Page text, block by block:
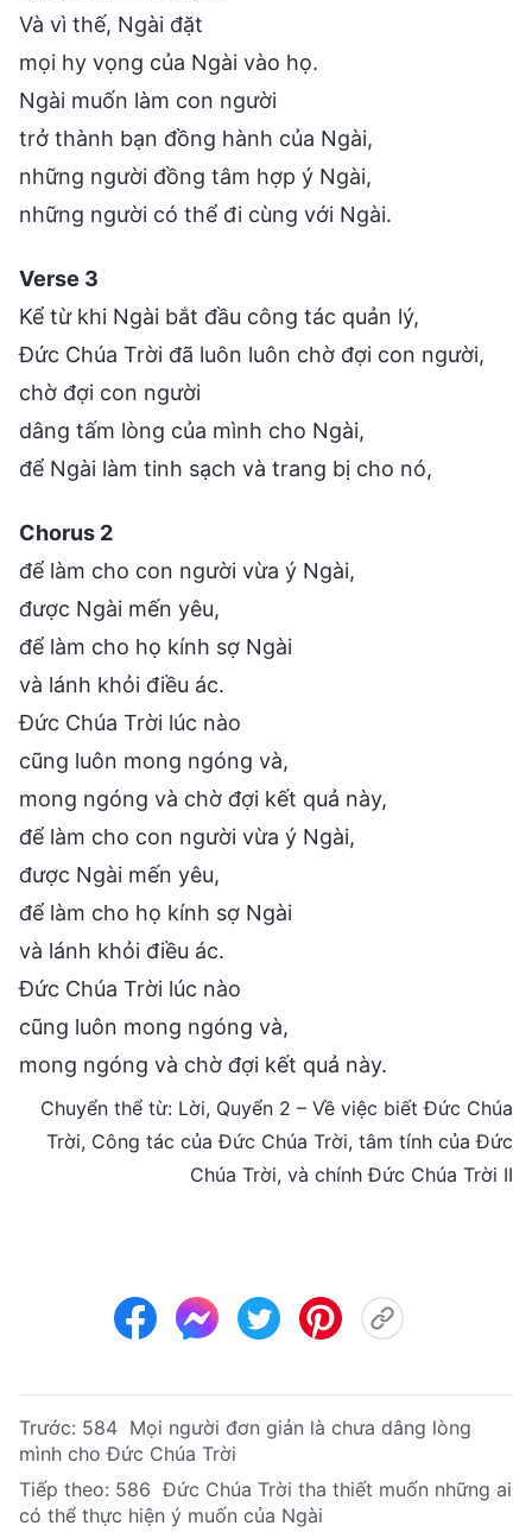
Và vì thế, Ngài đặt
mọi hy vọng của Ngài vào họ.
Ngài muốn làm con người
trở thành bạn đồng hành của Ngài,
những người đồng tâm hợp ý Ngài,
những người có thể đi cùng với Ngài.
Verse 3
Kể từ khi Ngài bắt đầu công tác quản lý,
Đức Chúa Trời đã luôn luôn chờ đợi con người,
chờ đợi con người
dâng tấm lòng của mình cho Ngài,
để Ngài làm tinh sạch và trang bị cho nó,
Chorus 2
để làm cho con người vừa ý Ngài,
được Ngài mến yêu,
để làm cho họ kính sợ Ngài
và lánh khỏi điều ác.
Đức Chúa Trời lúc nào
cũng luôn mong ngóng và,
mong ngóng và chờ đợi kết quả này,
để làm cho con người vừa ý Ngài,
được Ngài mến yêu,
để làm cho họ kính sợ Ngài
và lánh khỏi điều ác.
Đức Chúa Trời lúc nào
cũng luôn mong ngóng và,
mong ngóng và chờ đợi kết quả này.
Chuyển thể từ: Lời, Quyển 2 – Về việc biết Đức Chúa
Trời, Công tác của Đức Chúa Trời, tâm tính của Đức
Chúa Trời, và chính Đức Chúa Trời II
Trước: 584 Mọi người đơn giản là chưa dâng lòng
mình cho Đức Chúa Trời
Tiếp theo: 586 Đức Chúa Trời tha thiết muốn những ai
có thể thực hiện ý muốn của Ngài